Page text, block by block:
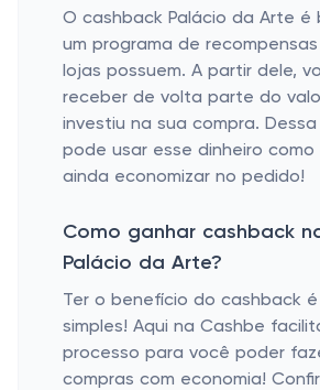
O cashback Palácio da Arte é
um programa de
lojas possuem. A partir dele,
receber de volta parte do
investiu na sua compra.
pode usar esse dinheiro como
ainda economizar no pedido!
Como ganhar cashback
Palácio da Arte?
Ter o benefício do cashback
simples! Aqui na Cashbe
processo para você poder
compras com economia!